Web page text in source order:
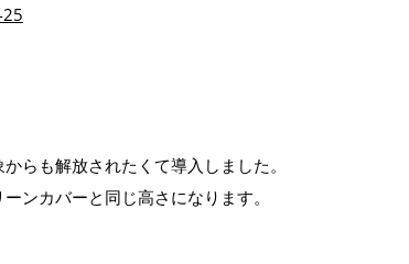
25
らも解放されたくて導入しました。
ンカバーと同じ高さになります。